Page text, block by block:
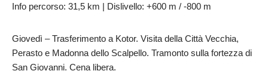
Info percorso: 31,5 km | Dislivello: +600 m / -800 m
Giovedì – Trasferimento a Kotor. Visita della Città Vecchia,
Perasto e Madonna dello Scalpello. Tramonto sulla fortezza di
San Giovanni. Cena libera.